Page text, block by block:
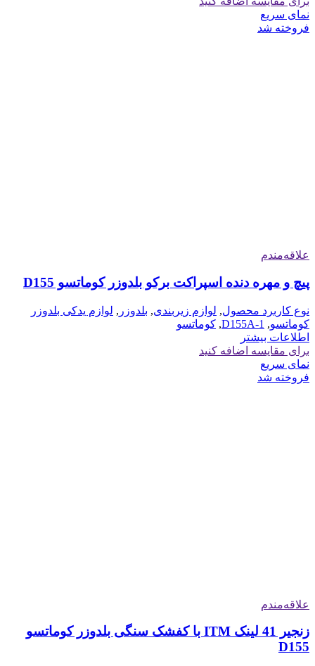
نمای سریع
فروخته شد
علاقه‌مندم
پیچ و مهره دنده اسپراکت برکو بلدوزر کوماتسو D155
نوع کاربرد محصول, لوازم زیربندی, بلدوزر , لوازم یدکی بلدوزر
کوماتسو,
D155A-1
, کوماتسو
اطلاعات بیشتر
برای مقایسه اضافه کنید
نمای سریع
فروخته شد
علاقه‌مندم
زنجیر 41 لینک ITM با کفشک سنگی بلدوزر کوماتسو
D155